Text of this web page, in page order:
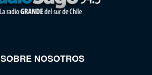
SOBRE NOSOTROS